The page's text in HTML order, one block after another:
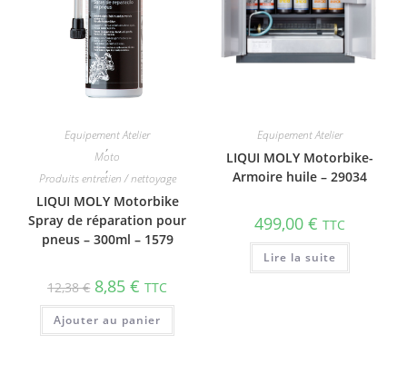
Equipement Atelier
,
Moto
,
Produits entretien / nettoyage
LIQUI MOLY Motorbike
Spray de répa­ra­tion pour
pneus – 300ml – 1579
12,38€ 8,85€ TTC
Ajouter au panier
Equipement Atelier
LIQUI MOLY Motorbike-
Armoire huile – 29034
499,00 € TTC
Lire la suite